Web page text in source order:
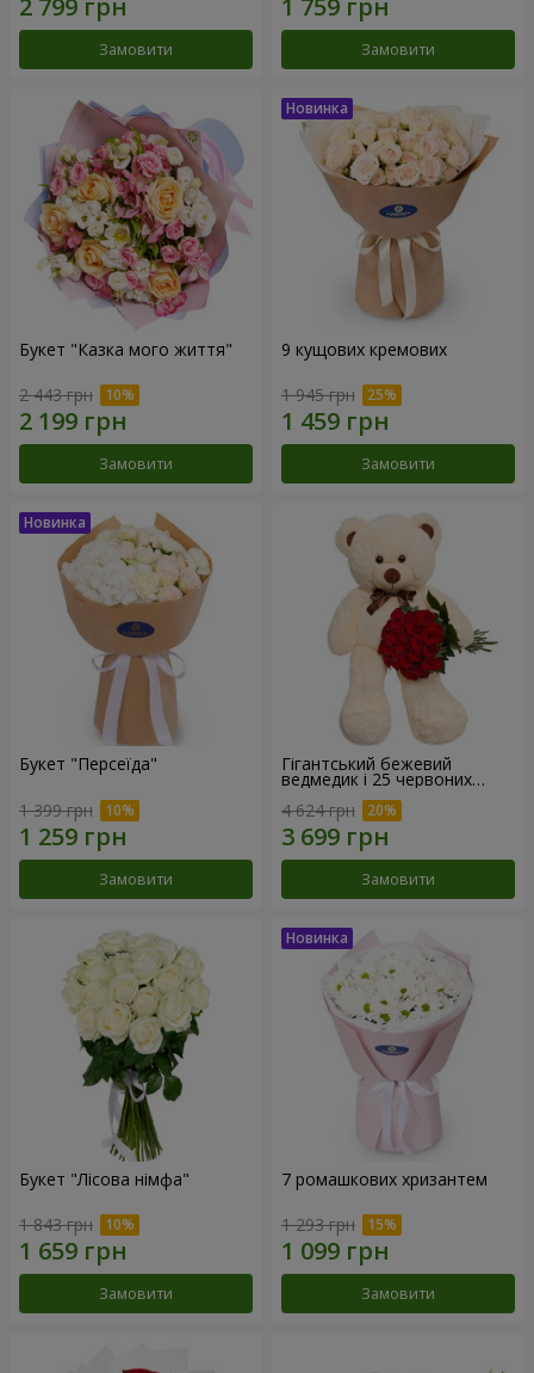
Замовити Замовити
Букет "Казка мого життя"
2 443 грн
Замовити
9 кущових кремових
1 945 грн
Замовити
Букет "Персеїда"
1 399 грн
Замовити
Гігантський бежевий
ведмедик і 25 червоних
троянд
4 624 грн
Замовити
Букет "Лісова німфа"
1 843 грн
Замовити
7 ромашкових хризантем
1 293 грн
Замовити